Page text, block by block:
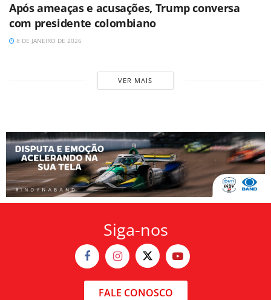
Após ameaças e acusações, Trump conversa
com presidente colombiano
8 DE JANEIRO DE 2026
VER MAIS
Siga-nos
FALE CONOSCO